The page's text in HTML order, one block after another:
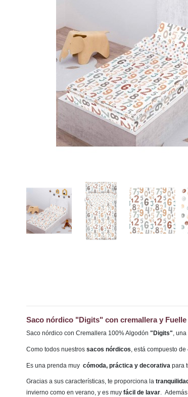
Saco nórdico "Digits" con cremallera y
Saco nórdico con Cremallera 100% Algodón "Digits", una
Como todos nuestros sacos nórdicos, está compuesto
Es una prenda muy cómoda, práctica y decorativa para
Gracias a sus características, te proporciona la
invierno como en verano, y es muy fácil de lavar.